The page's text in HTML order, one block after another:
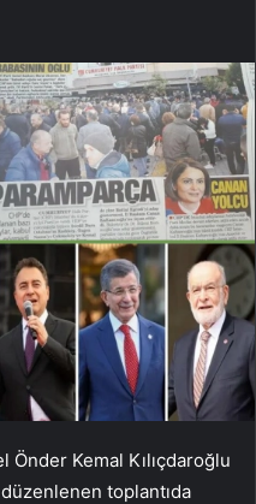
Kemal Kılıçdaroğlu
toplantıda